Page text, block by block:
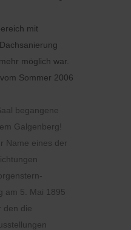
mit
möglich war.
Sommer 2006
begangene
Galgenberg!
Name eines der
am 5. Mai 1895
den die